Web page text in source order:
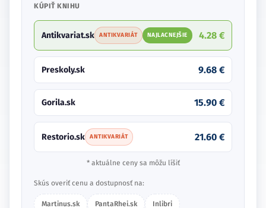
KÚPIŤ KNIHU
Antikvariat.sk ANTIKVARIÁT NAJLACNEJŠIE 4.28 €
Preskoly.sk 9.68 €
Gorila.sk 15.90 €
Restorio.sk ANTIKVARIÁT 21.60 €
* aktuálne ceny sa môžu líšiť
Skús overiť cenu a dostupnosť na:
Martinus.sk PantaRhei.sk Inlibri